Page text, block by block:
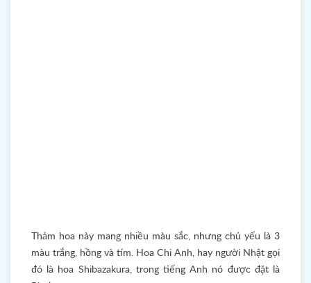
Thảm hoa này mang nhiều màu sắc, nhưng chủ yếu là 3
màu trắng, hồng và tím. Hoa Chi Anh, hay người Nhật gọi
đó là hoa Shibazakura, trong tiếng Anh nó được đặt là